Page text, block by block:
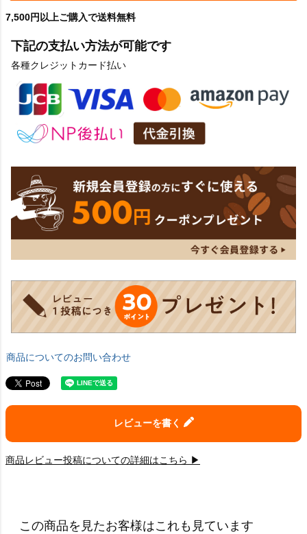
7,500円以上ご購入で送料無料
下記の支払い方法が可能です
各種クレジットカード払い
商品についてのお問い合わせ
レビューを書く
商品レビュー投稿についての詳細はこちら ▶
この商品を見たお客様はこれも見ています